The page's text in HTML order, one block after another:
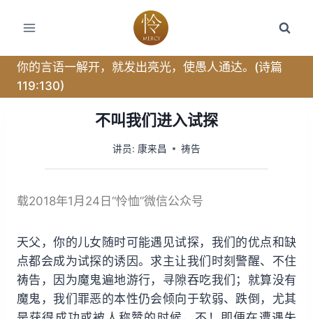
你的言语一解开，就发出亮光，使愚人通达。(诗篇
119:130)
不叫我们进入试探
讲员: 康来昌 祷告
载2018年1月24日“怜恤”微信公众号
天父，你的儿女随时可能遇见试探，我们的优点和缺
点都会成为试探的诱因。求主让我们时刻警醒、不住
祷告，因为魔鬼遍地游行，寻隙吞吃我们；就算没有
魔鬼，我们罪恶的本性仍会倾向于软弱、跌倒，尤其